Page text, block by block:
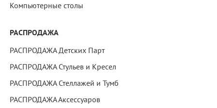
Компьютерные столы
РАСПРОДАЖА
РАСПРОДАЖА Детских Парт
РАСПРОДАЖА Стульев и Кресел
РАСПРОДАЖА Стеллажей и Тумб
РАСПРОДАЖА Аксессуаров